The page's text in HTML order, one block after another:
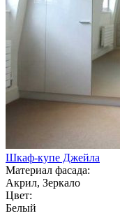
Шкаф-купе Джейла
Материал фасада:
Акрил, Зеркало
Цвет:
Белый